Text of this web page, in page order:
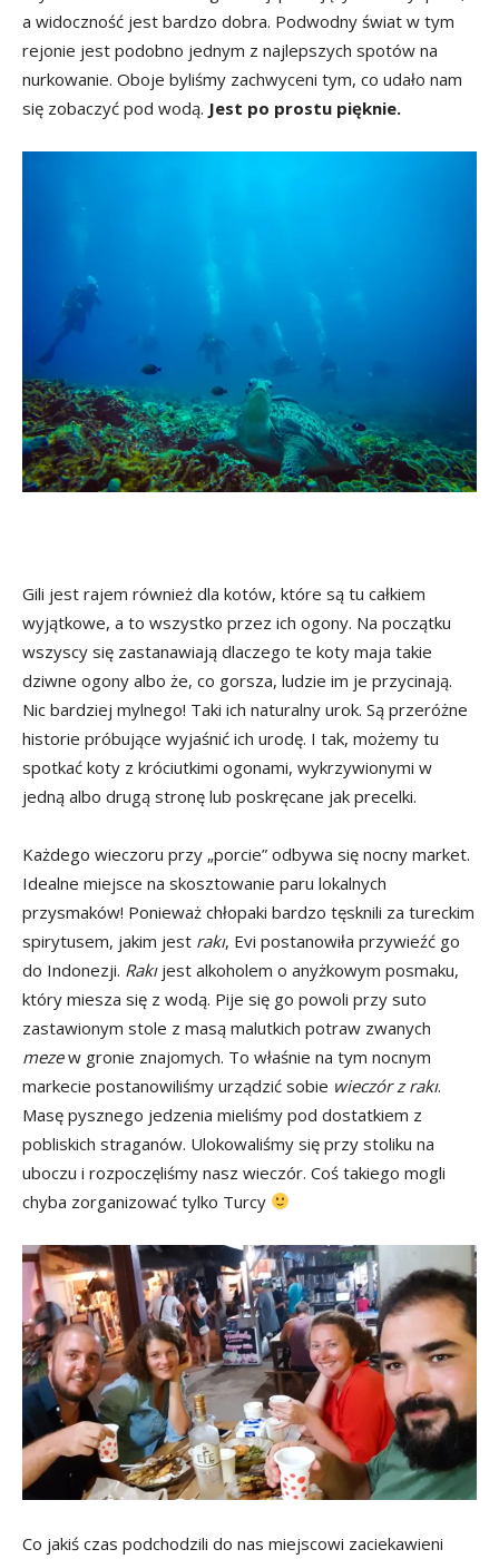
a widoczność jest bardzo dobra. Podwodny świat w tym
rejonie jest podobno jednym z najlepszych spotów na
nurkowanie. Oboje byliśmy zachwyceni tym, co udało nam
się zobaczyć pod wodą. Jest po prostu pięknie.
Gili jest rajem również dla kotów, które są tu całkiem
wyjątkowe, a to wszystko przez ich ogony. Na początku
wszyscy się zastanawiają dlaczego te koty maja takie
dziwne ogony albo że, co gorsza, ludzie im je przycinają.
Nic bardziej mylnego! Taki ich naturalny urok. Są przeróżne
historie próbujące wyjaśnić ich urodę. I tak, możemy tu
spotkać koty z króciutkimi ogonami, wykrzywionymi w
jedną albo drugą stronę lub poskręcane jak precelki.
Każdego wieczoru przy „porcie” odbywa się nocny market.
Idealne miejsce na skosztowanie paru lokalnych
przysmaków! Ponieważ chłopaki bardzo tęsknili za tureckim
spirytusem, jakim jest rakı, Evi postanowiła przywieźć go
do Indonezji. Rakı jest alkoholem o anyżkowym posmaku,
który miesza się z wodą. Pije się go powoli przy suto
zastawionym stole z masą malutkich potraw zwanych
mezew gronie znajomych. To właśnie na tym nocnym
markecie postanowiliśmy urządzić sobie wieczór z rakı.
Masę pysznego jedzenia mieliśmy pod dostatkiem z
pobliskich straganów. Ulokowaliśmy się przy stoliku na
uboczu i rozpoczęliśmy nasz wieczór. Coś takiego mogli
chyba zorganizować tylko Turcy
Co jakiś czas podchodzili do nas miejscowi zaciekawieni